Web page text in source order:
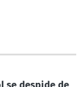
se despide de